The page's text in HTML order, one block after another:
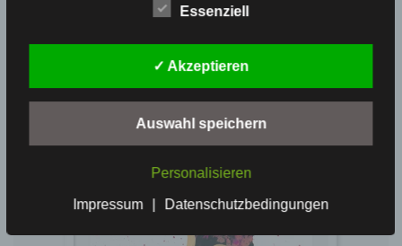
Essenziell
✓ Akzeptieren
Auswahl speichern
Personalisieren
Impressum Datenschutzbedingungen